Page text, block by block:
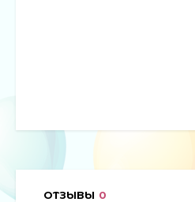
ОТЗЫВЫ 0